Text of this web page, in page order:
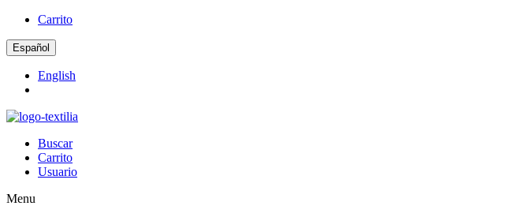
Carrito
Español
English
Buscar
Carrito
Usuario
Menu